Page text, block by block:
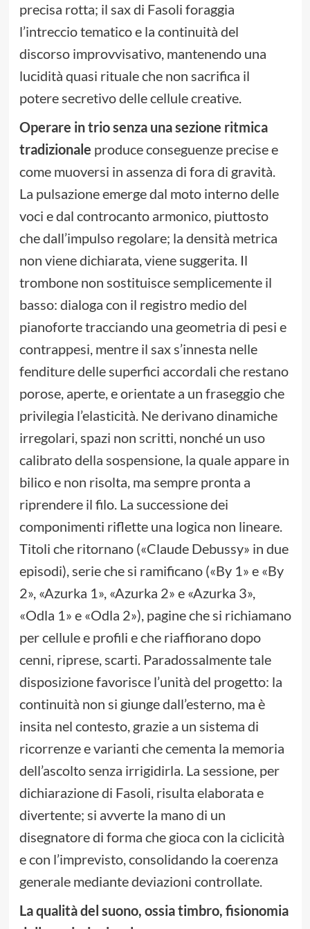
precisa rotta; il sax di Fasoli foraggia
l’intreccio tematico e la continuità del
discorso improvvisativo, mantenendo una
lucidità quasi rituale che non sacrifica il
potere secretivo delle cellule creative.
Operare in trio senza una sezione ritmica
tradizionale produce conseguenze precise e
come muoversi in assenza di fora di gravità.
La pulsazione emerge dal moto interno delle
voci e dal controcanto armonico, piuttosto
che dall’impulso regolare; la densità metrica
non viene dichiarata, viene suggerita. Il
trombone non sostituisce semplicemente il
basso: dialoga con il registro medio del
pianoforte tracciando una geometria di pesi e
contrappesi, mentre il sax s’innesta nelle
fenditure delle superfici accordali che restano
porose, aperte, e orientate a un fraseggio che
privilegia l’elasticità. Ne derivano dinamiche
irregolari, spazi non scritti, nonché un uso
calibrato della sospensione, la quale appare in
bilico e non risolta, ma sempre pronta a
riprendere il filo. La successione dei
componimenti riflette una logica non lineare.
Titoli che ritornano («Claude Debussy» in due
episodi), serie che si ramificano («By 1» e «By
2», «Azurka 1», «Azurka 2» e «Azurka 3»,
«Odla 1» e «Odla 2»), pagine che si richiamano
per cellule e profili e che riaffiorano dopo
cenni, riprese, scarti. Paradossalmente tale
disposizione favorisce l’unità del progetto: la
continuità non si giunge dall’esterno, ma è
insita nel contesto, grazie a un sistema di
ricorrenze e varianti che cementa la memoria
dell’ascolto senza irrigidirla. La sessione, per
dichiarazione di Fasoli, risulta elaborata e
divertente; si avverte la mano di un
disegnatore di forma che gioca con la ciclicità
e con l’imprevisto, consolidando la coerenza
generale mediante deviazioni controllate.
La qualità del suono, ossia timbro, fisionomia